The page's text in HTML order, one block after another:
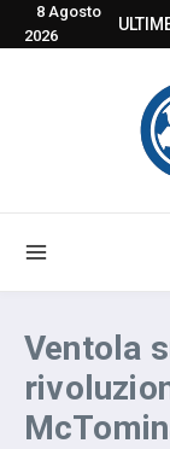
Salta al contenuto
8 Agosto
2026
Ventola